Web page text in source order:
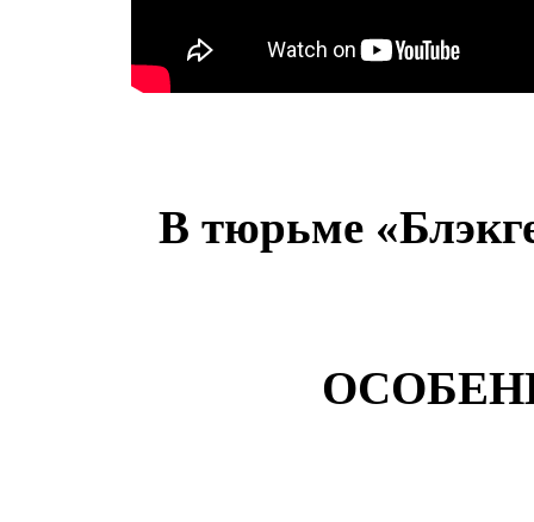
В тюрьме